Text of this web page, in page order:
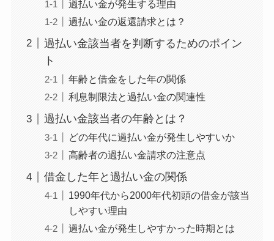
過払い金が発生する理由
過払い金の返還請求とは？
過払い金該当者を判断するためのポイン
ト
年齢と借金をした年の関係
利息制限法と過払い金の関連性
過払い金該当者の年齢とは？
どの年代に過払い金が発生しやすいか
高齢者の過払い金請求の注意点
借金した年と過払い金の関係
1990年代から2000年代初頭の借金が該当
しやすい理由
過払い金が発生しやすかった時期とは